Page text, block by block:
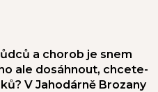
a chorob je snem
ale dosáhnout, chcete-
V Jahodárně Brozany